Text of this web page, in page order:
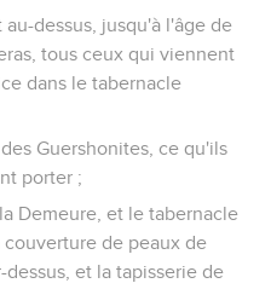
dessus, jusqu'à l'âge de
tous ceux qui viennent
dans le tabernacle
Guershonites, ce qu'ils
porter ;
Demeure, et le tabernacle
couverture de peaux de
et la tapisserie de